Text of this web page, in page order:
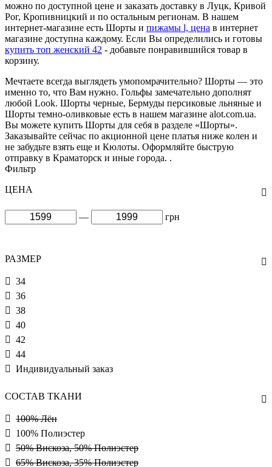
можно по доступной цене и заказать доставку в Луцк, Кривой
Рог, Кропивницкий и по остальным регионам. В нашем
интернет-магазине есть Шорты и пижамы l, цена в интернет
магазине доступна каждому. Если Вы определились и готовы
купить топ женский 42 - добавьте понравившийся товар в
корзину.
Мечтаете всегда выглядеть умопомрачительно? Шорты — это
именно то, что Вам нужно. Гольфы замечательно дополнят
любой Look. Шорты черные, Бермуды персиковые льняные и
Шорты темно-оливковые есть в нашем магазине alot.com.ua.
Вы можете купить Шорты для себя в разделе «Шорты».
Заказывайте сейчас по акционной цене платья ниже колен и
не забудьте взять еще и Кюлоты. Оформляйте быструю
отправку в Краматорск и иные города. .
Фильтр
ЦЕНА
— грн
РАЗМЕР
34
36
38
40
42
44
Индивидуальный заказ
СОСТАВ ТКАНИ
100% Лён
100% Полиэстер
50% Вискоза, 50% Полиэстер
65% Вискоза, 35% Полиэстер